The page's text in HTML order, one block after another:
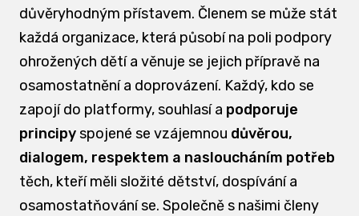
důvěryhodným přístavem. Členem se může stát
každá organizace, která působí na poli podpory
ohrožených dětí a věnuje se jejich přípravě na
osamostatnění a doprovázení. Každý, kdo se
zapojí do platformy, souhlasí a podporuje
principyspojené se vzájemnou důvěrou,
dialogem, respektem a nasloucháním potřeb
těch, kteří měli složité dětství, dospívání a
osamostatňování se. Společně s našimi členy